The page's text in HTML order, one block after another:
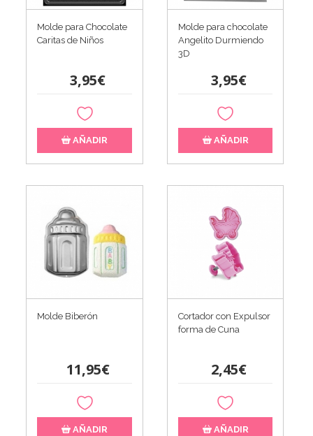
Molde para Chocolate
Caritas de Niños
3,95€
AÑADIR
Molde para chocolate
Angelito Durmiendo
3D
3,95€
AÑADIR
Molde Biberón
11,95€
AÑADIR
Cortador con Expulsor
forma de Cuna
2,45€
AÑADIR